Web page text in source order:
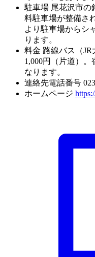
駐車場 尾花沢市の
料駐車場が整備さ
より駐車場からシ
ります。
料金 路線バス（
1,000円（片道）
なります。
連絡先電話番号
ホームページ